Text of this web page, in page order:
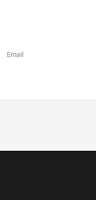
Email